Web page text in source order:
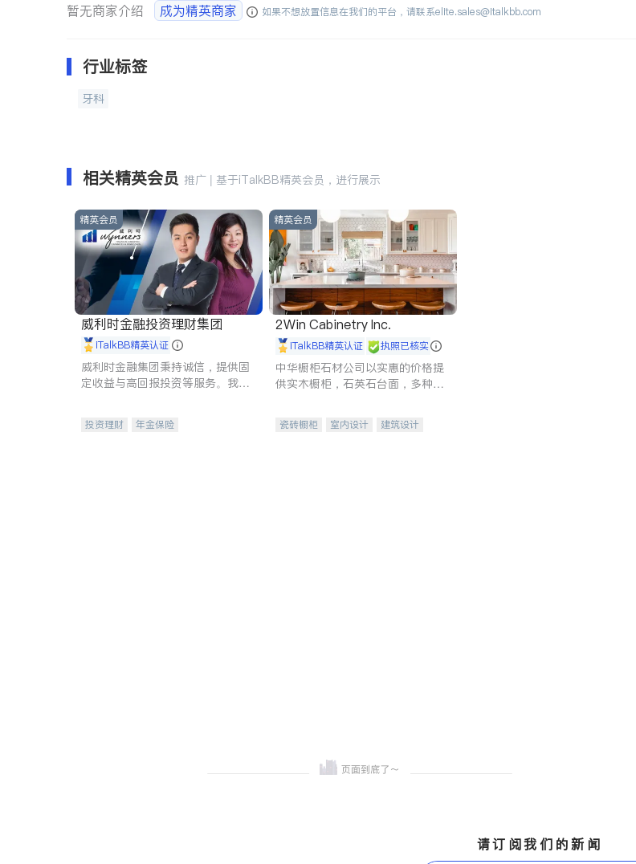
暂无商家介绍 成为精英商家 如果不想放置信息在我们的平台，请联系elite.sales@italkbb.com
行业标签
牙科
相关精英会员 推广 | 基于iTalkBB精英会员，进行展示
精英会员
威利时金融投资理财集团
iTalkBB精英认证
威利时金融集团秉持诚信，提供固
定收益与高回报投资等服务。我们
元化组合，助力客户实现目标
投资理财
年金保险
精英会员
2Win Cabinetry Inc.
iTalkBB精英认证 执照已核实
中华橱柜石材公司以实惠的价格提
供实木橱柜，石英石台面，多种优
机。品质厨房，家的选择。
瓷砖橱柜 室内设计
建筑设计
请订阅我们的新闻